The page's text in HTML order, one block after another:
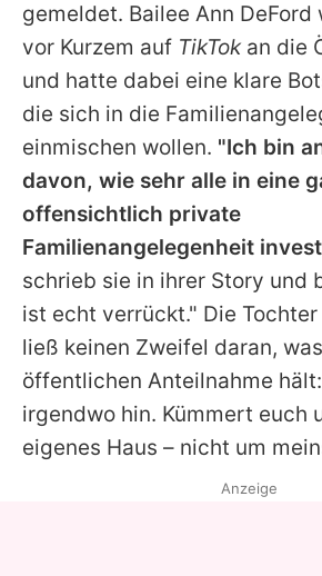
App
Team
Redaktionelle
Impressum
Utiq verwalten
gemeldet. Bailee Ann DeFord
vor Kurzem auf TikTokan die
und hatte dabei eine klare
die sich in die
einmischen wollen. "Ich bin
davon, wie sehr alle in eine
offensichtlich private
Familienangelegenheit
schrieb sie in ihrer Story und
ist echt verrückt." Die
ließ keinen Zweifel daran,
öffentlichen Anteilnahme
irgendwo hin. Kümmert euch
eigenes Haus – nicht um
Anzeige